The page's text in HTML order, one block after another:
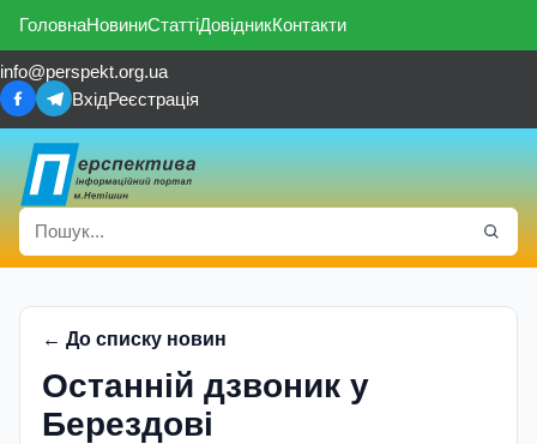
ГоловнаНовиниСтаттіДовідникКонтакти
info@perspekt.org.ua
ВхідРеєстрація
← До списку новин
Останній дзвоник у
Берездові